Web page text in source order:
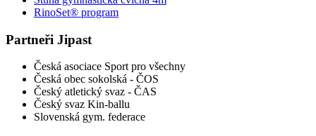
RinoSet® program
Partneři Jipast
Česká asociace Sport pro všechny
Česká obec sokolská - ČOS
Český atletický svaz - ČAS
Český svaz Kin-ballu
Slovenská gym. federace